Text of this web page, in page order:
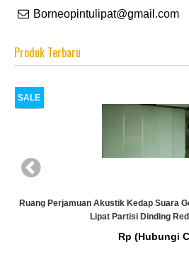
Borneopintulipat@gmail.com
Produk Terbaru
SALE
Ruang Perjamuan Akustik Kedap Suara
Lipat Partisi Dinding
Rp (Hubungi